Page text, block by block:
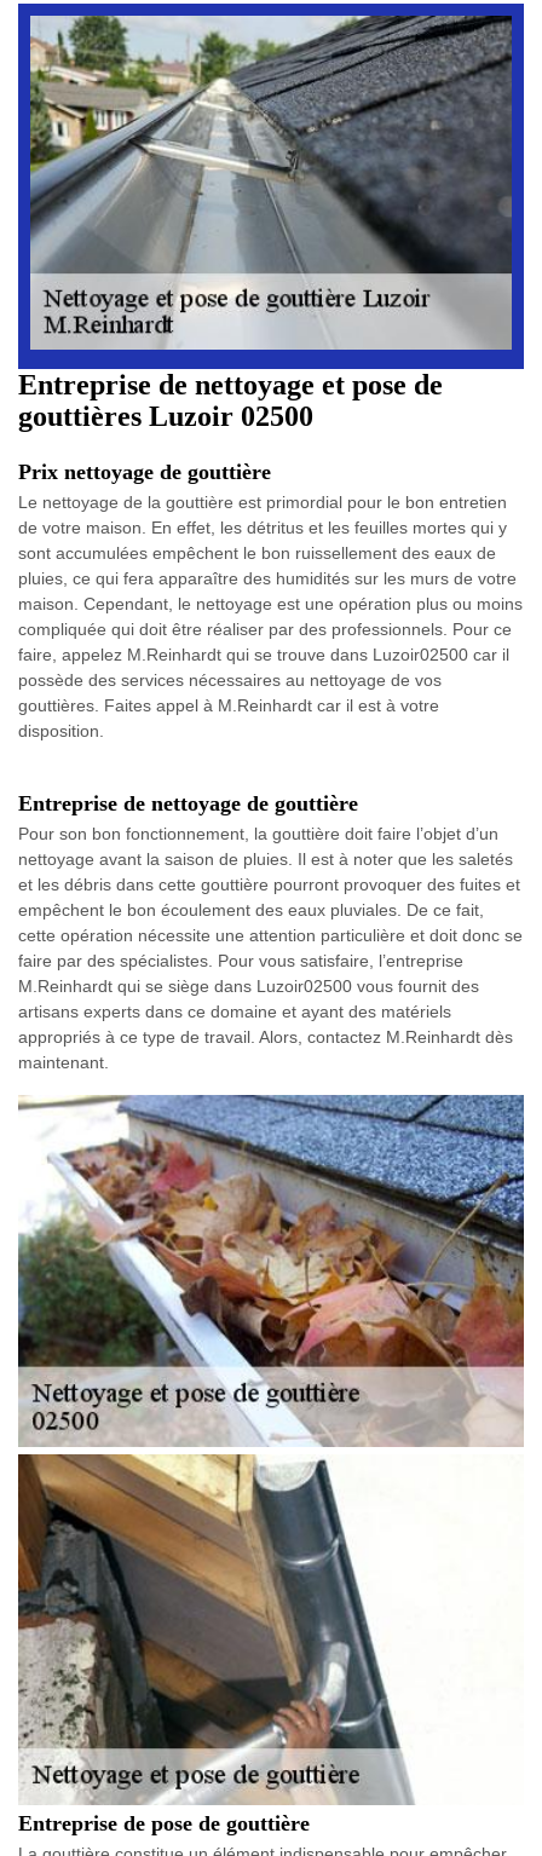
Entreprise de nettoyage et pose de
gouttières Luzoir 02500
Prix nettoyage de gouttière
Le nettoyage de la gouttière est primordial pour le bon entretien
de votre maison. En effet, les détritus et les feuilles mortes qui y
sont accumulées empêchent le bon ruissellement des eaux de
pluies, ce qui fera apparaître des humidités sur les murs de votre
maison. Cependant, le nettoyage est une opération plus ou moins
compliquée qui doit être réaliser par des professionnels. Pour ce
faire, appelez M.Reinhardt qui se trouve dans Luzoir02500 car il
possède des services nécessaires au nettoyage de vos
gouttières. Faites appel à M.Reinhardt car il est à votre
disposition.
Entreprise de nettoyage de gouttière
Pour son bon fonctionnement, la gouttière doit faire l’objet d’un
nettoyage avant la saison de pluies. Il est à noter que les saletés
et les débris dans cette gouttière pourront provoquer des fuites et
empêchent le bon écoulement des eaux pluviales. De ce fait,
cette opération nécessite une attention particulière et doit donc se
faire par des spécialistes. Pour vous satisfaire, l’entreprise
M.Reinhardt qui se siège dans Luzoir02500 vous fournit des
artisans experts dans ce domaine et ayant des matériels
appropriés à ce type de travail. Alors, contactez M.Reinhardt dès
maintenant.
Entreprise de pose de gouttière